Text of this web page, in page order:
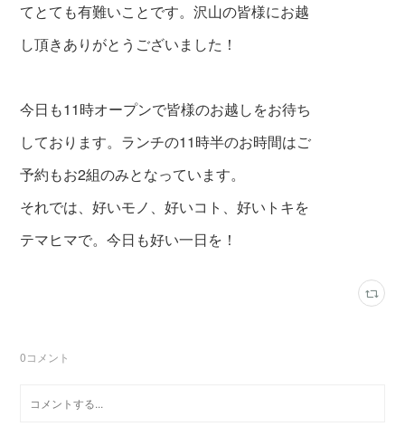
てとても有難いことです。沢山の皆様にお越
し頂きありがとうございました！
今日も11時オープンで皆様のお越しをお待ち
しております。ランチの11時半のお時間はご
予約もお2組のみとなっています。
それでは、好いモノ、好いコト、好いトキを
テマヒマで。今日も好い一日を！
0コメント